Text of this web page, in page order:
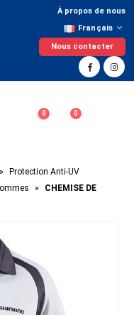
À propos de nous
Français
Nous contacter
0 0
»
Protection Anti-UV
»
CHEMISE DE